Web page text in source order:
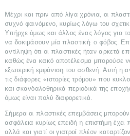
Μέχρι και πριν από λίγα χρόνια, οι
συχνό φαινόμενο, κυρίως λόγω του
Υπήρχε όμως και άλλος ένας λόγος για
να δοκιμάσουν μία πλαστική: ο φόβος.
αντίληψη ότι οι πλαστικές ήταν αρκετά
καθώς ένα κακό αποτέλεσμα μπορούσε
εξωτερική εμφάνιση του ασθενή. Αυτή η
τις διάφορες «ιστορίες τρόμου» που
και σκανδαλοθηρικά περιοδικά της
όμως είναι πολύ διαφορετικά.
Σήμερα οι πλαστικές επεμβάσεις
ασφάλεια κυρίως επειδή η επιστήμη
αλλά και γιατί οι γιατροί πλέον